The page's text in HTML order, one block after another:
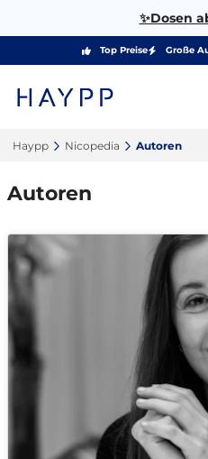
✨Dosen
Top Preise Große
Haypp‎ Nicopedia‎ Autoren‎
Autoren